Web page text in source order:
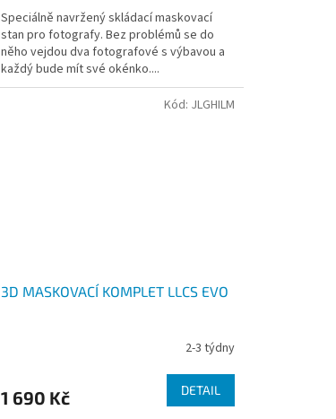
Speciálně navržený skládací maskovací
stan pro fotografy. Bez problémů se do
něho vejdou dva fotografové s výbavou a
každý bude mít své okénko....
3D MASKOVACÍ KOMPLET LLCS EVO
2-3 týdny
1 690 Kč DETAIL
Kód: JLGHILM